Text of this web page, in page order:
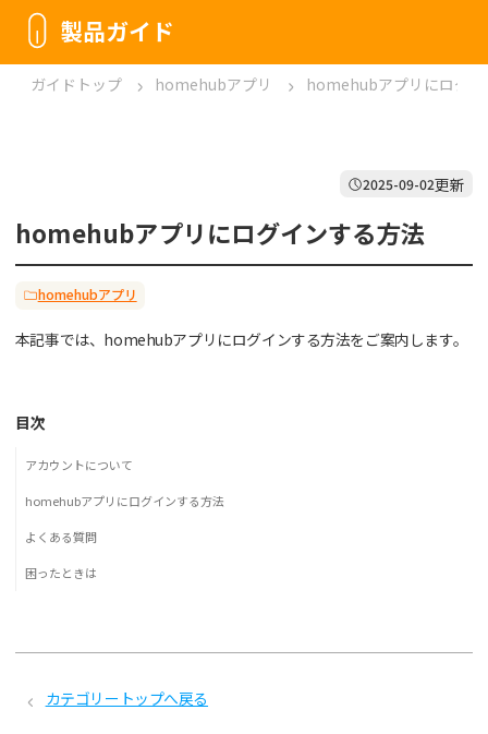
製品ガイド
ガイドトップ homehubアプリ homehubアプリにログ
2025-09-02更新
homehubアプリにログインする方法
homehubアプリ
本記事では、homehubアプリにログインする方法をご案内します。
目次
アカウントについて
homehubアプリにログインする方法
よくある質問
困ったときは
カテゴリートップへ戻る